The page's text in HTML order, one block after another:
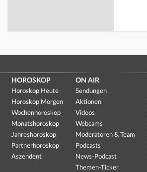
HOROSKOP
Horoskop Heute
Horoskop Morgen
Wochenhoroskop
Monatshoroskop
Jahreshoroskop
Partnerhoroskop
Aszendent
ON AIR
Sendungen
Aktionen
Videos
Webcams
Moderatoren & Team
Podcasts
News-Podcast
Themen-Ticker